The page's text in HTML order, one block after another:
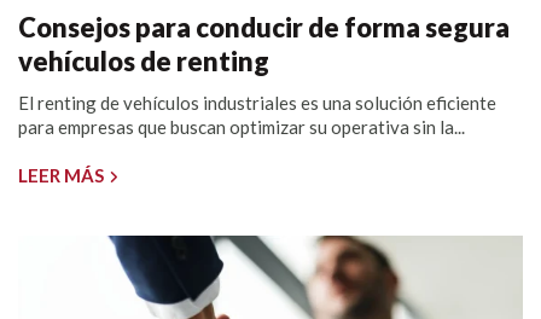
Consejos para conducir de forma segura
vehículos de renting
El renting de vehículos industriales es una solución eficiente
para empresas que buscan optimizar su operativa sin la...
LEER MÁS